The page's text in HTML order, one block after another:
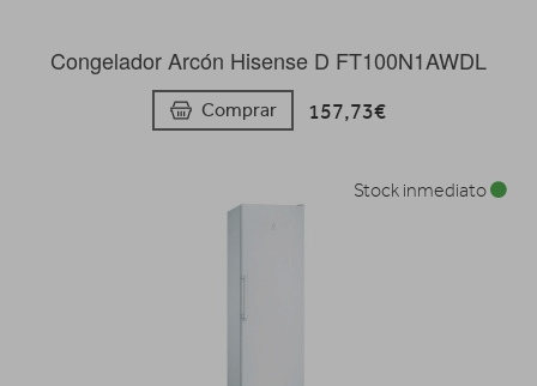
Congelador Arcón Hisense D FT100N1AWDL
Comprar 157,73€
Stock inmediato